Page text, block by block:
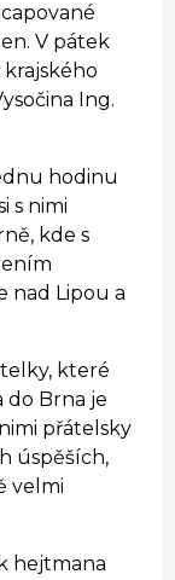
V pátek
krajského
Ing.
hodinu
s nimi
kde s
nad Lipou a
které
do Brna je
přátelsky
úspěších,
velmi
hejtmana